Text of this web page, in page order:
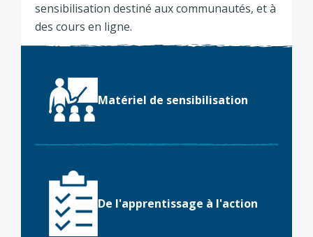
sensibilisation destiné aux communautés, et à
des cours en ligne.
Matériel de sensibilisation
De l'apprentissage à l'action